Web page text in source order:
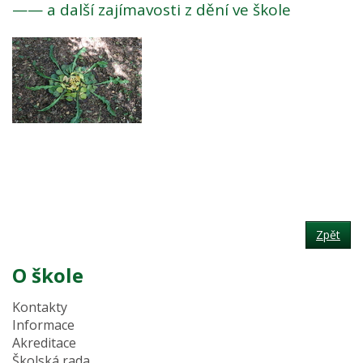
—— a další zajímavosti z dění ve škole
Zpět
O škole
Kontakty
Informace
Akreditace